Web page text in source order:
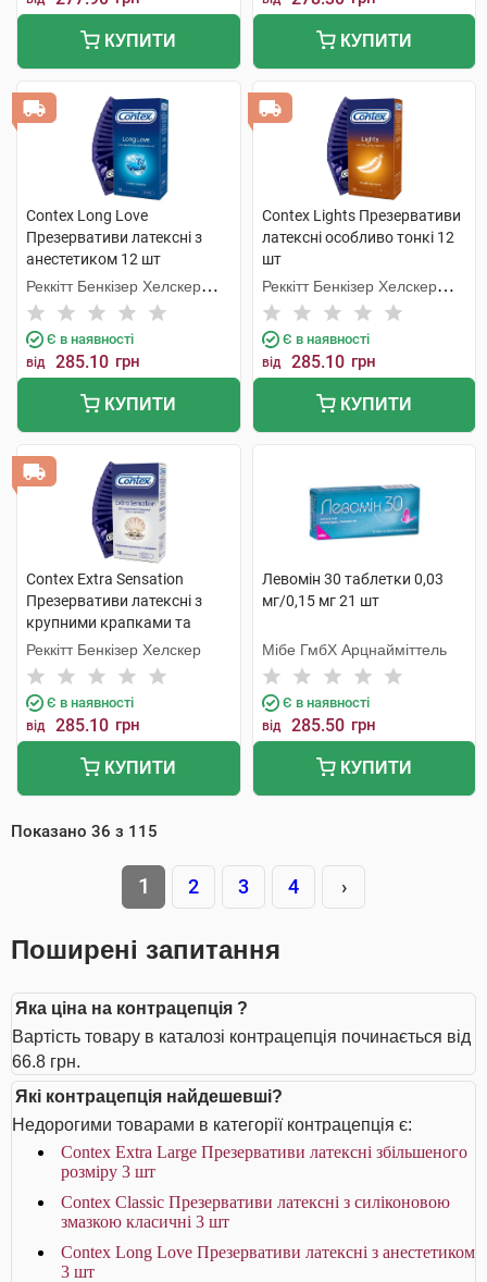
КУПИТИ КУПИТИ
Contex Long Love
Презервативи латексні з
анестетиком 12 шт
Реккітт Бенкізер Хелскер
Мануфектурінг
Є в наявності
від 285.10 грн
КУПИТИ
Contex Lights Презервативи
латексні особливо тонкі 12
шт
Реккітт Бенкізер Хелскер
Мануфектурінг
Є в наявності
від 285.10 грн
КУПИТИ
Contex Extra Sensation
Презервативи латексні з
крупними крапками та
ребрами 12 шт
Реккітт Бенкізер Хелскер
Є в наявності
від 285.10 грн
КУПИТИ
Левомін 30 таблетки 0,03
мг/0,15 мг 21 шт
Мібе ГмбХ Арцнайміттель
Є в наявності
від 285.50 грн
КУПИТИ
Показано 36 з 115
1 2 3 4 ›
Поширені запитання
Яка ціна на контрацепція ?
Вартість товару в каталозі контрацепція починається від
66.8 грн.
Які контрацепція найдешевші?
Недорогими товарами в категорії контрацепція є:
Contex Extra Large Презервативи латексні збільшеного
розміру 3 шт
Contex Classic Презервативи латексні з силіконовою
змазкою класичні 3 шт
Contex Long Love Презервативи латексні з анестетиком
3 шт